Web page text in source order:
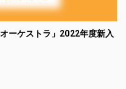
ーケストラ」2022年度新入